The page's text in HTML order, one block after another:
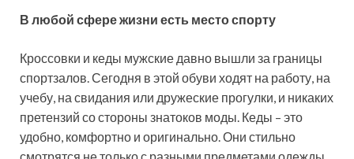
В любой сфере жизни есть место спорту
Кроссовки и кеды мужские давно вышли за границы
спортзалов. Сегодня в этой обуви ходят на работу, на
учебу, на свидания или дружеские прогулки, и никаких
претензий со стороны знатоков моды. Кеды – это
удобно, комфортно и оригинально. Они стильно
смотрятся не только с разными предметами одежды,